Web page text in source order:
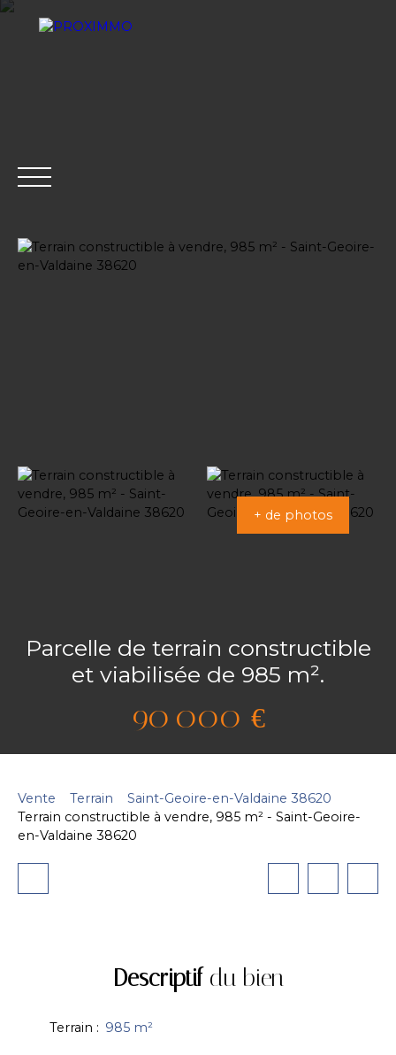
+ de photos
Parcelle de terrain constructible
et viabilisée de 985 m².
90 000 €
Vente Terrain
Saint-Geoire-en-Valdaine 38620
Terrain constructible à vendre, 985 m² - Saint-Geoire-
en-Valdaine 38620
Descriptifdu bien
Terrain : 985 m²